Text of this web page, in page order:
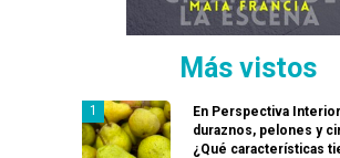
Más vistos
En Perspectiva
duraznos, pelones y
¿Qué características